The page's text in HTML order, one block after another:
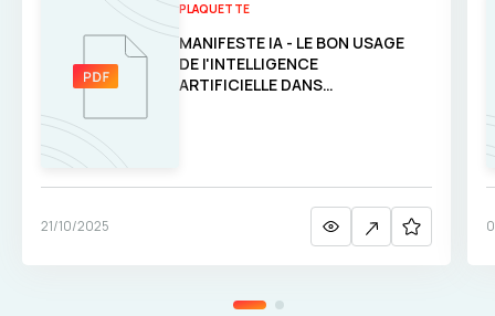
PLAQUETTE
MANIFESTE IA - LE BON USAGE
DE l'INTELLIGENCE
ARTIFICIELLE DANS
21/10/2025